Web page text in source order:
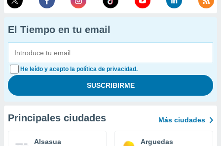
El Tiempo en tu email
He leído y acepto la política de privacidad.
Principales ciudades Más ciudades
Alsasua Arguedas